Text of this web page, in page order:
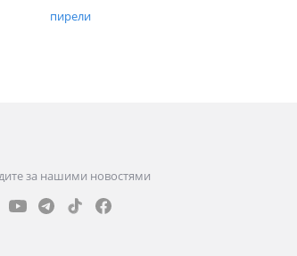
пирели
за нашими новостями